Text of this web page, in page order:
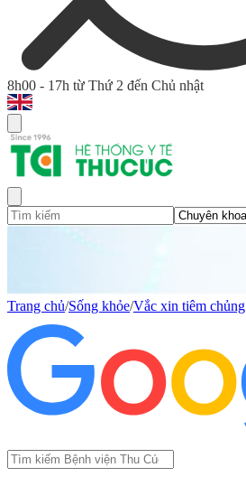
8h00 - 17h từ Thứ 2 đến Chủ nhật
Trang chủ/Sống khỏe/Vắc xin tiêm chủng